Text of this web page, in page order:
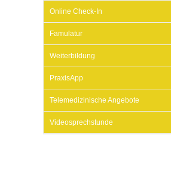
Online Check-In
Famulatur
Weiterbildung
PraxisApp
Telemedizinische Angebote
Videosprechstunde